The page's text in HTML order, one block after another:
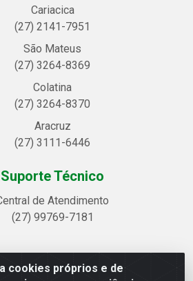
cookies próprios e de
Cariacica
(27) 2141-7951
São Mateus
(27) 3264-8369
Colatina
(27) 3264-8370
Aracruz
(27) 3111-6446
Suporte Técnico
de Atendimento
(27) 99769-7181
LTDA - Avenida Alegre, 2521 -